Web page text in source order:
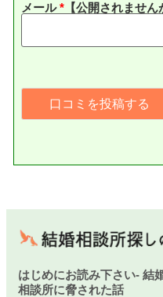
メール* 【公開されませ
はじめにお読み下さい- 結
相談所に脅された話